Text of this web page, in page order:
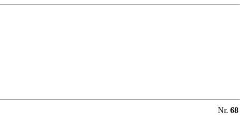
Nr. 68